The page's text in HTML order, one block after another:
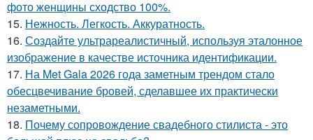
фото женщины сходство 100%.
15. Нежность. Легкость. Аккуратность.
16. Создайте ультрареалистичный, используя эталонное
изображение в качестве источника идентификации.
17. На Met Gala 2026 года заметным трендом стало
обесцвечивание бровей, сделавшее их практически
незаметными.
18. Почему сопровождение свадебного стилиста - это